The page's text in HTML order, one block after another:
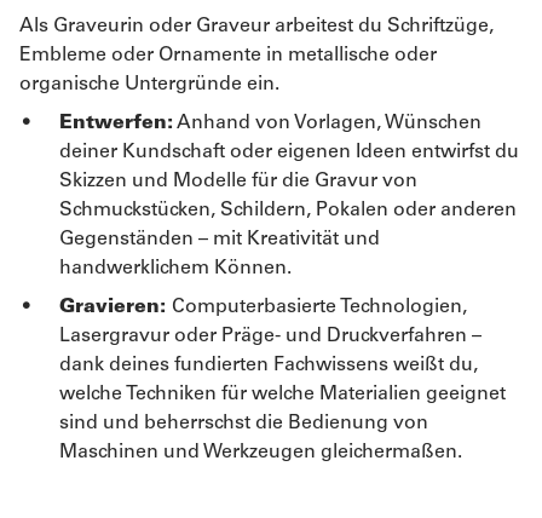
Als Graveurin oder Graveur arbeitest du Schriftzüge,
Embleme oder Ornamente in metallische oder
organische Untergründe ein.
Entwerfen: Anhand von Vorlagen, Wünschen
deiner Kundschaft oder eigenen Ideen entwirfst du
Skizzen und Modelle für die Gravur von
Schmuckstücken, Schildern, Pokalen oder anderen
Gegenständen – mit Kreativität und
handwerklichem Können.
Gravieren: Computerbasierte Technologien,
Lasergravur oder Präge- und Druckverfahren –
dank deines fundierten Fachwissens weißt du,
welche Techniken für welche Materialien geeignet
sind und beherrschst die Bedienung von
Maschinen und Werkzeugen gleichermaßen.